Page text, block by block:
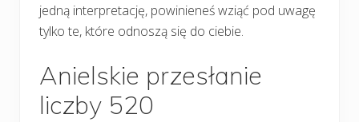
jedną interpretację, powinieneś wziąć pod uwagę
tylko te, które odnoszą się do ciebie.
Anielskie przesłanie
liczby 520